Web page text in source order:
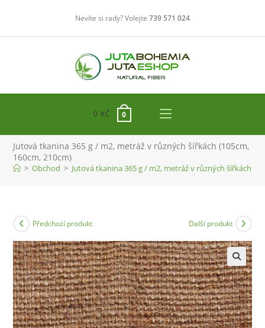
obsahu
Nevíte si rady? Volejte 739 571 024
0 KČ 0
Jutová tkanina 365 g / m2, metráž v různých šířkách (105cm,
160cm, 210cm)
> Obchod > Jutová tkanina 365 g / m2, metráž v různých šířkách
Předchozí produkt Další produkt
🔍